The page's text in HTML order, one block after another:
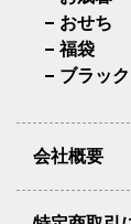
おせち
福袋
ブラッ
会社概要